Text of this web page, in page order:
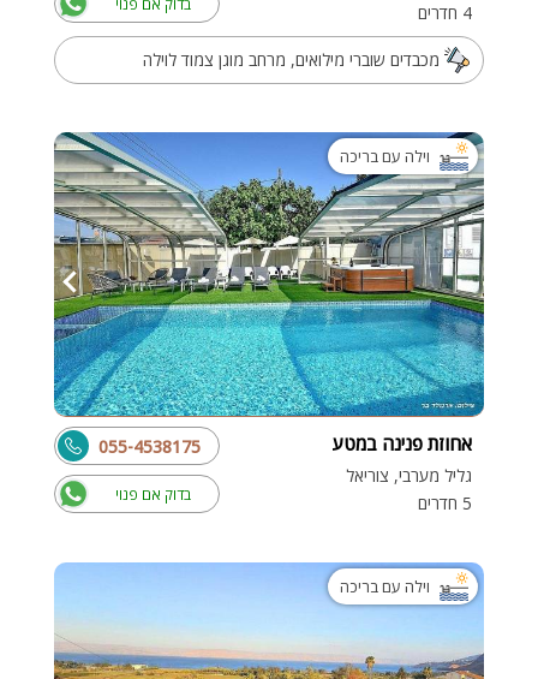
4 חדרים
מכבדים שוברי מילואים, מרחב מוגן צמוד לוילה
וילה עם בריכה
אחוזת פנינה במטע
גליל מערבי, צוריאל
5 חדרים
בדוק אם פנוי
055-4538175
וילה עם בריכה